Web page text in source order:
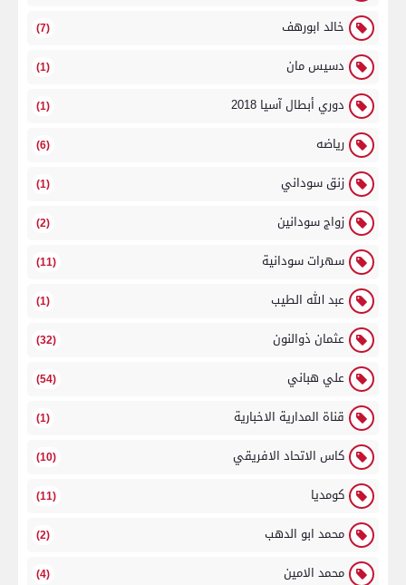
خالد ابورهف (7)
دسيس مان (1)
دوري أبطال آسيا 2018 (1)
رياضه (6)
زنق سوداني (1)
زواج سودانين (2)
سهرات سودانية (11)
عبد الله الطيب (1)
عثمان ذوالنون (32)
علي هباني (54)
قناة المدارية الاخبارية (1)
كاس الاتحاد الافريقي (10)
كومديا (11)
محمد ابو الدهب (2)
محمد الامين (4)